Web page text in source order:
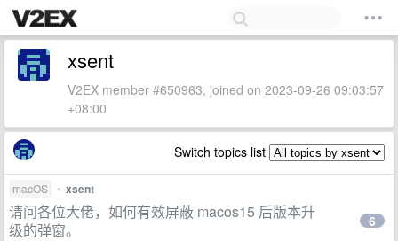
xsent
V2EX member #650963, joined on 2023-09-26 09:03:57
+08:00
Switch topics list
macOS • xsent
请问各位大佬，如何有效屏蔽 macos15 后版本升
级的弹窗。
6